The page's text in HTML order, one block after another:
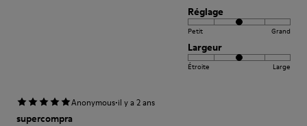
Réglage
Petit Grand
Largeur
Étroite Large
Anonymous·il y a 2 ans
supercompra